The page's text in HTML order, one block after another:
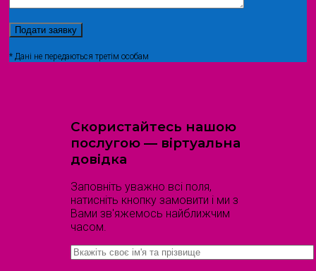
* Дані не передаються третім особам
Скористайтесь нашою
послугою — віртуальна
довідка
Заповніть уважно всі поля,
натисніть кнопку замовити і ми з
Вами зв'яжемось найближчим
часом.